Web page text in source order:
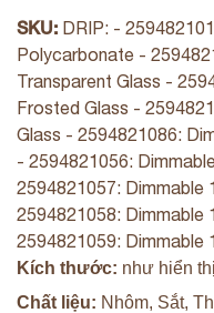
SKU: DRIP: -
Polycarbonate -
Transparent Glass -
Frosted Glass -
Glass - 2594821086:
- 2594821056:
2594821057: Dimmable
2594821058: Dimmable
2594821059: Dimmable
Kích thước: như hiển thị
Chất liệu: Nhôm, Sắt,